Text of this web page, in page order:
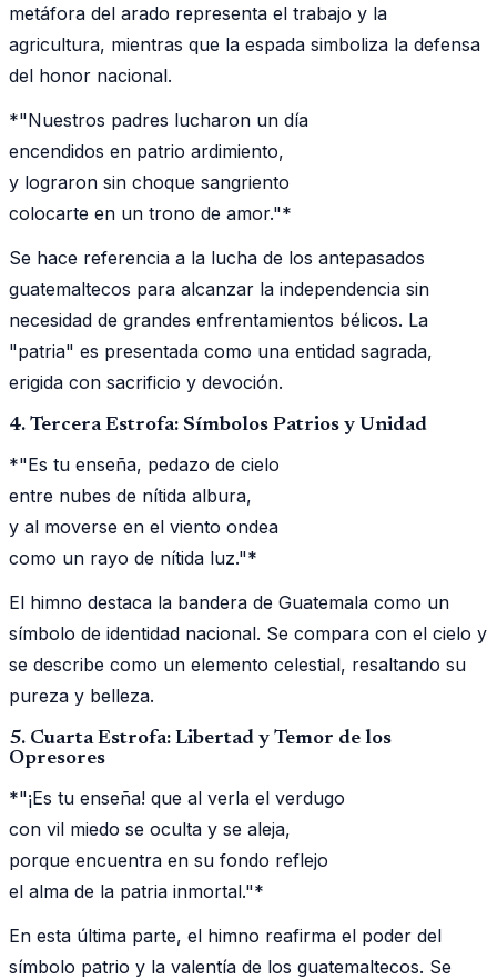
metáfora del arado representa el trabajo y la
agricultura, mientras que la espada simboliza la defensa
del honor nacional.
*"Nuestros padres lucharon un día
encendidos en patrio ardimiento,
y lograron sin choque sangriento
colocarte en un trono de amor."*
Se hace referencia a la lucha de los antepasados
guatemaltecos para alcanzar la independencia sin
necesidad de grandes enfrentamientos bélicos. La
"patria" es presentada como una entidad sagrada,
erigida con sacrificio y devoción.
4. Tercera Estrofa: Símbolos Patrios y Unidad
*"Es tu enseña, pedazo de cielo
entre nubes de nítida albura,
y al moverse en el viento ondea
como un rayo de nítida luz."*
El himno destaca la bandera de Guatemala como un
símbolo de identidad nacional. Se compara con el cielo y
se describe como un elemento celestial, resaltando su
pureza y belleza.
5. Cuarta Estrofa: Libertad y Temor de los
Opresores
*"¡Es tu enseña! que al verla el verdugo
con vil miedo se oculta y se aleja,
porque encuentra en su fondo reflejo
el alma de la patria inmortal."*
En esta última parte, el himno reafirma el poder del
símbolo patrio y la valentía de los guatemaltecos. Se